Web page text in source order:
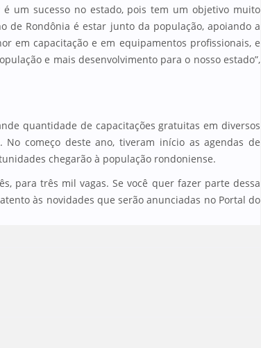
é um sucesso no estado, pois tem um objetivo muito
de Rondônia é estar junto da população, apoiando a
em capacitação e em equipamentos profissionais, e
e mais desenvolvimento para o nosso estado”,
quantidade de capacitações gratuitas em diversos
começo deste ano, tiveram início as agendas de
chegarão à população rondoniense.
para três mil vagas. Se você quer fazer parte dessa
às novidades que serão anunciadas no Portal do